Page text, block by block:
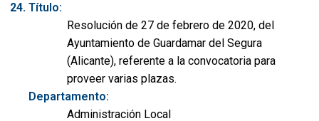
Título:
Resolución de 27 de febrero de 2020, del
Ayuntamiento de Guardamar del Segura
(Alicante), referente a la convocatoria para
proveer varias plazas.
Departamento:
Administración Local